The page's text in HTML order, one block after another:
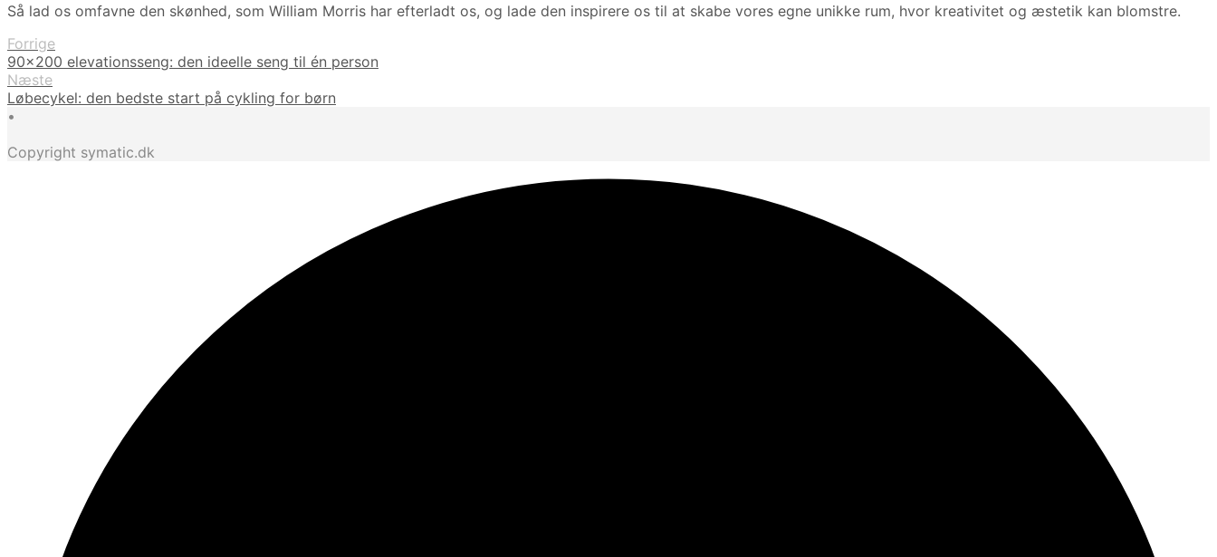
Så lad os omfavne den skønhed, som William Morris har efterladt os, og lade den inspirere os til at skabe vores egne unikke rum, hvor kreativitet og æstetik kan blomstre.
Forrige
90x200 elevationsseng: den ideelle seng til én person
Næste
Løbecykel: den bedste start på cykling for børn
•
Copyright symatic.dk